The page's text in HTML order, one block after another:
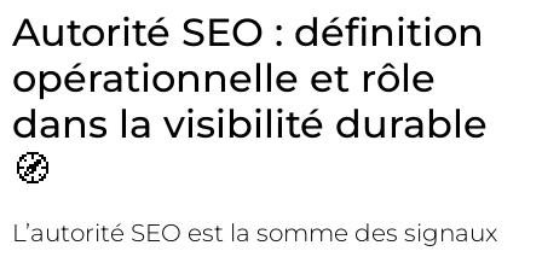
Autorité SEO : définition
opérationnelle et rôle
dans la visibilité durable
🧭
L’autorité SEO est la somme des signaux